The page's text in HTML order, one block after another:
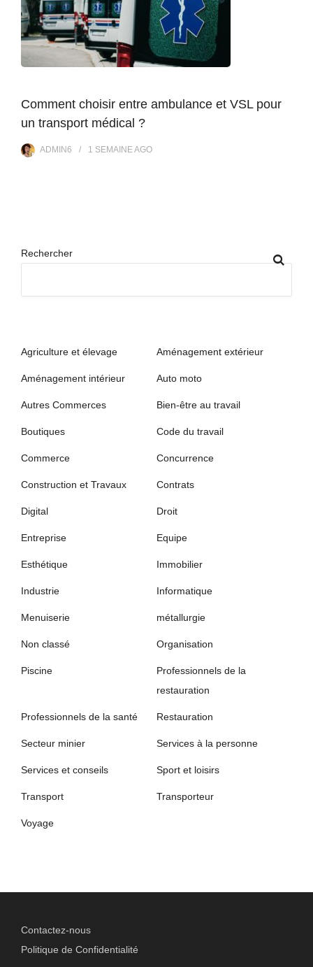
Comment choisir entre ambulance et VSL pour
un transport médical ?
ADMIN6 1 SEMAINE AGO
Rechercher
Agriculture et élevage Aménagement extérieur
Aménagement intérieur Auto moto
Autres Commerces Bien-être au travail
Boutiques Code du travail
Commerce Concurrence
Construction et Travaux Contrats
Digital Droit
Entreprise Equipe
Esthétique Immobilier
Industrie Informatique
Menuiserie métallurgie
Non classé Organisation
Piscine
Professionnels de la
restauration
Professionnels de la santé Restauration
Secteur minier Services à la personne
Services et conseils Sport et loisirs
Transport Transporteur
Voyage
Contactez-nous
Politique de Confidentialité